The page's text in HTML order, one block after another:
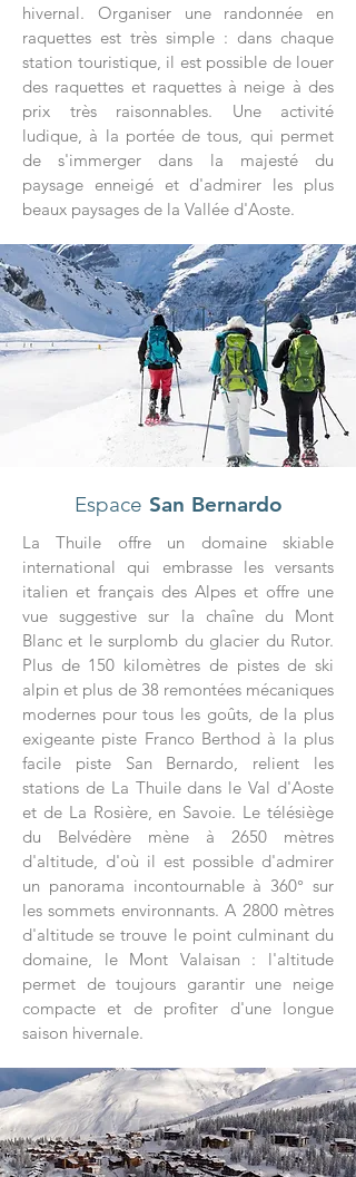
hivernal. Organiser une randonnée en
raquettes est très simple : dans chaque
station touristique, il est possible de louer
des raquettes et raquettes à neige à des
prix très raisonnables. Une activité
ludique, à la portée de tous, qui permet
de s'immerger dans la majesté du
paysage enneigé et d'admirer les plus
beaux paysages de la Vallée d'Aoste.
Espace San Bernardo
La Thuile offre un domaine skiable
international qui embrasse les versants
italien et français des Alpes et offre une
vue suggestive sur la chaîne du Mont
Blanc et le surplomb du glacier du Rutor.
Plus de 150 kilomètres de pistes de ski
alpin et plus de 38 remontées mécaniques
modernes pour tous les goûts, de la plus
exigeante piste Franco Berthod à la plus
facile piste San Bernardo, relient les
stations de La Thuile dans le Val d'Aoste
et de La Rosière, en Savoie. Le télésiège
du Belvédère mène à 2650 mètres
d'altitude, d'où il est possible d'admirer
un panorama incontournable à 360° sur
les sommets environnants. A 2800 mètres
d'altitude se trouve le point culminant du
domaine, le Mont Valaisan : l'altitude
permet de toujours garantir une neige
compacte et de profiter d'une longue
saison hivernale.